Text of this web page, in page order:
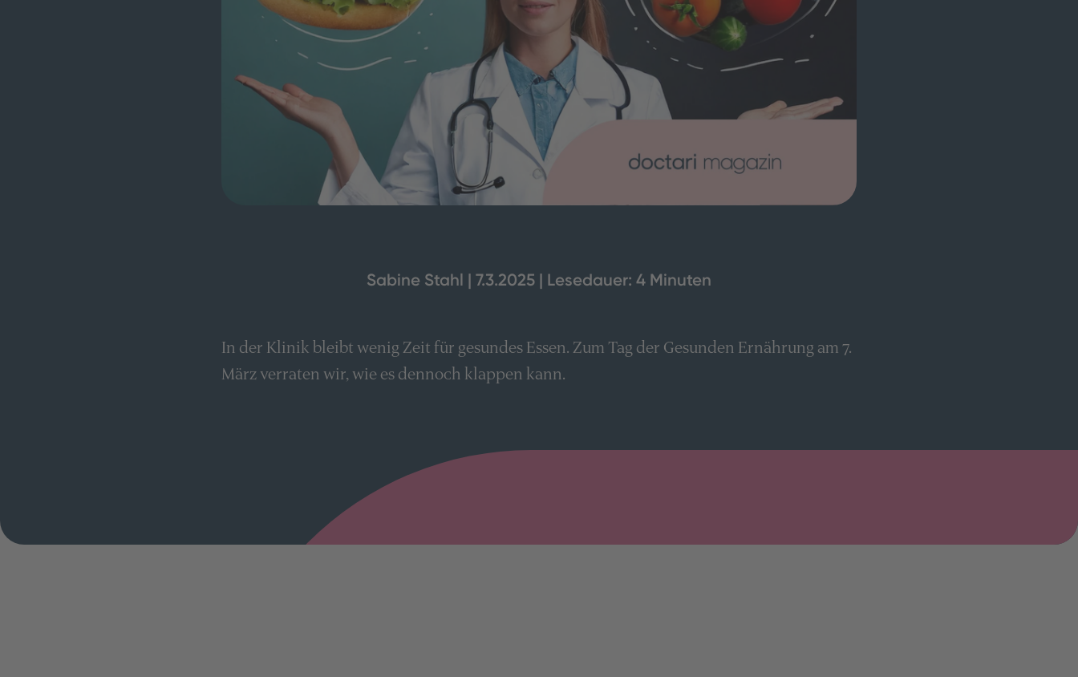
Sabine Stahl | 7.3.2025 | Lesedauer: 4 Minuten
In der Klinik bleibt wenig Zeit für gesundes Essen. Zum Tag der Gesunden Ernährung am 7.
März verraten wir, wie es dennoch klappen kann.